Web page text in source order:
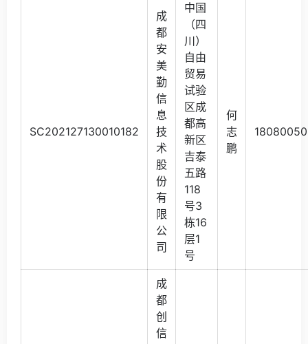
SC202127130010182
成
都
安
美
勤
信
息
技
术
股
份
有
限
公
司
中国
（四
川）
自由
贸易
试验
区成
都高
新区
吉泰
五路
118
号3
栋16
层1
号
何
志
鹏
成
都
创
信